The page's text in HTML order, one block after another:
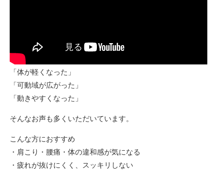
「体が軽くなった」
「可動域が広がった」
「動きやすくなった」
そんなお声も多くいただいています。
こんな方におすすめ
・肩こり・腰痛・体の違和感が気になる
・疲れが抜けにくく、スッキリしない